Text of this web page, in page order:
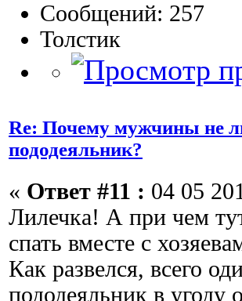
Сообщений: 257
Толстик
Re: Почему мужчины не
пододеяльник?
« Ответ #11 : 04 05
Лилечка! А при чем
спать вместе с
Как развелся, всего
пододеяльник в угоду